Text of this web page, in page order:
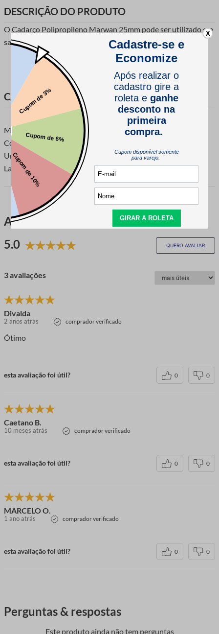
DESCRIÇÃO DO PRODUTO
O Cadarço Polipropileno Marwan 25mm pode ser utilizado em
sacolas, bolsas, mochilas e outros.
CARACTERÍSTICAS DO PRODUTO
Marca: Marwan
Composição: 100% Polipropileno.
Unidade de venda: Rolo com 25 metros.
Largura: 25mm.
Avaliações
5.0
QUERO AVALIAR
3 avaliações
Divalda
2 anos atrás comprador verificado
Ótimo
esta avaliação foi útil? 0 0
Caetano B.
10 meses atrás comprador verificado
esta avaliação foi útil? 0 0
MARCELO O.
1 ano atrás comprador verificado
esta avaliação foi útil? 0 0
Perguntas & respostas
Este produto ainda não tem perguntas
X